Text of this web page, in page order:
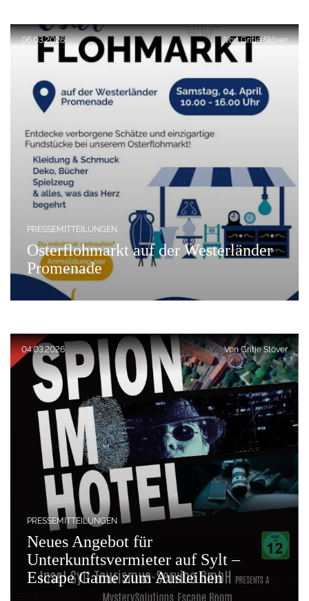
Veröffentlicht am:
06.03.2026 VonGritje Stöver
Osterflohmarkt auf der Westerländer
Promenade
PRESSEMITTEILUNGEN
Veröffentlicht am:
04.03.2026 VonGritje Stöver
Neues Angebot für
Unterkunftsvermieter auf Sylt –
Escape Game zum Ausleihen
PRESSEMITTEILUNGEN